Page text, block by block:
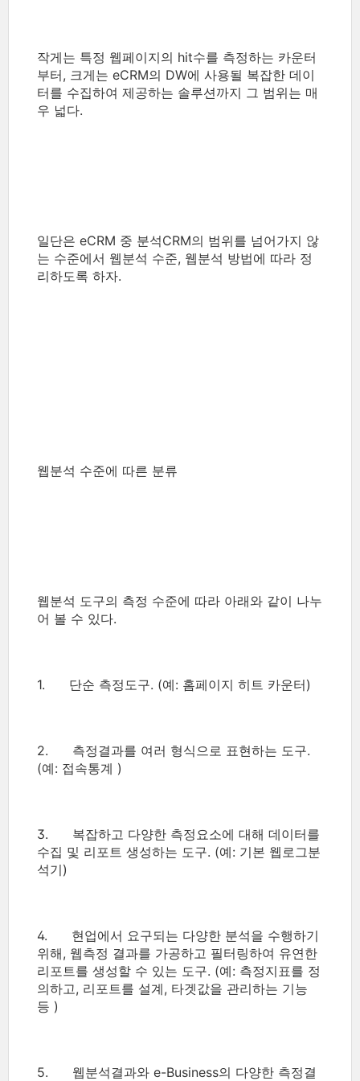
작게는 특정 웹페이지의 hit수를 측정하는 카운터
부터, 크게는 eCRM의 DW에 사용될 복잡한 데이
터를 수집하여 제공하는 솔루션까지 그 범위는 매
우 넓다.
일단은 eCRM 중 분석CRM의 범위를 넘어가지 않
는 수준에서 웹분석 수준, 웹분석 방법에 따라 정
리하도록 하자.
웹분석 수준에 따른 분류
웹분석 도구의 측정 수준에 따라 아래와 같이 나누
어 볼 수 있다.
1. 단순 측정도구. (예: 홈페이지 히트 카운터)
2. 측정결과를 여러 형식으로 표현하는 도구.
(예: 접속통계 )
3. 복잡하고 다양한 측정요소에 대해 데이터를
수집 및 리포트 생성하는 도구. (예: 기본 웹로그분
석기)
4. 현업에서 요구되는 다양한 분석을 수행하기
위해, 웹측정 결과를 가공하고 필터링하여 유연한
리포트를 생성할 수 있는 도구. (예: 측정지표를 정
의하고, 리포트를 설계, 타겟값을 관리하는 기능
등 )
5. 웹분석결과와 e-Business의 다양한 측정결